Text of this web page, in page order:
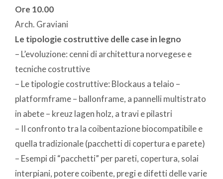
Ore 10.00
Arch. Graviani
Le tipologie costruttive delle case in legno
– L’evoluzione: cenni di architettura norvegese e
tecniche costruttive
– Le tipologie costruttive: Blockaus a telaio –
platformframe – ballonframe, a pannelli multistrato
in abete – kreuz lagen holz, a travi e pilastri
– II confronto tra la coibentazione biocompatibile e
quella tradizionale (pacchetti di copertura e parete)
– Esempi di “pacchetti” per pareti, copertura, solai
interpiani, potere coibente, pregi e difetti delle varie